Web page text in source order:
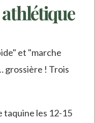
et "marche
grossière ! Trois
taquine les 12-15